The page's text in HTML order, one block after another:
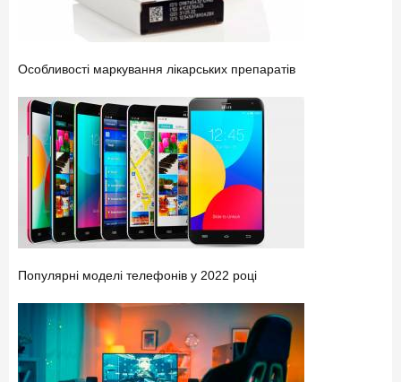
Особливості маркування лікарських препаратів
Популярні моделі телефонів у 2022 році